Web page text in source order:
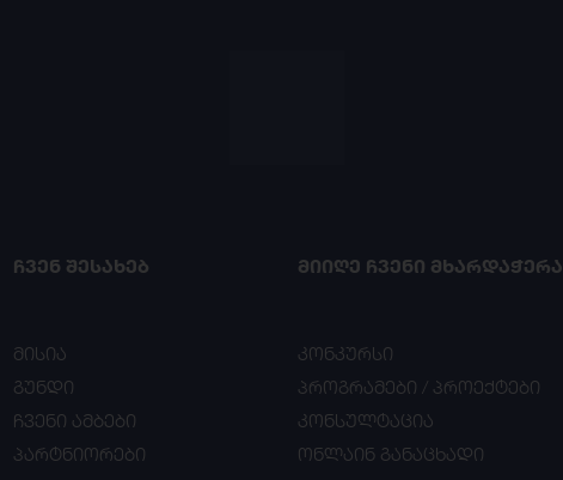
ᲩᲕᲔᲜ ᲨᲔᲡᲐᲮᲔᲑ
მისია
გუნდი
ჩვენი ამბები
პარტნიორები
ᲛᲘᲘᲦᲔ ᲩᲕᲔᲜᲘ ᲛᲮᲐᲠᲓᲐᲭᲔᲠᲐ
კონკურსი
პროგრამები / პროექტები
კონსულტაცია
ონლაინ განაცხადი